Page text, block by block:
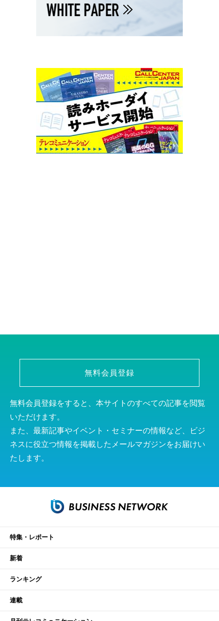
無料会員登録
無料会員登録をすると、本サイトのすべての記事を閲覧
いただけます。
また、最新記事やイベント・セミナーの情報など、ビジ
ネスに役立つ情報を掲載したメールマガジンをお届けい
たします。
特集・レポート
新着
ランキング
連載